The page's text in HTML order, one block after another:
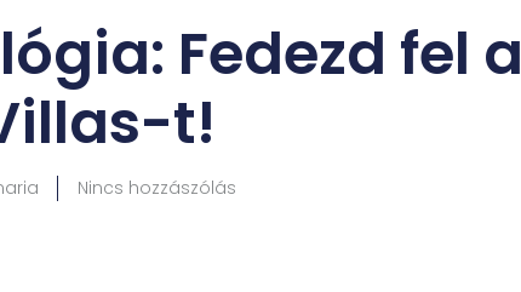
Fedezd fel a
t!
Nincs hozzászólás